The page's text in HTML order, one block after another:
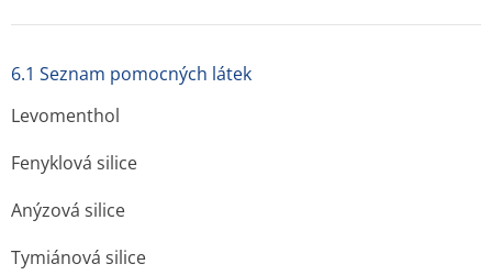
6.1 Seznam pomocných látek
Levomenthol
Fenyklová silice
Anýzová silice
Tymiánová silice